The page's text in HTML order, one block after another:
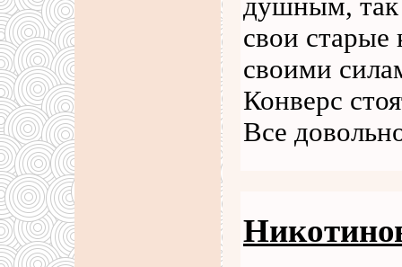
душным, так
свои
своими
Конверс
Все